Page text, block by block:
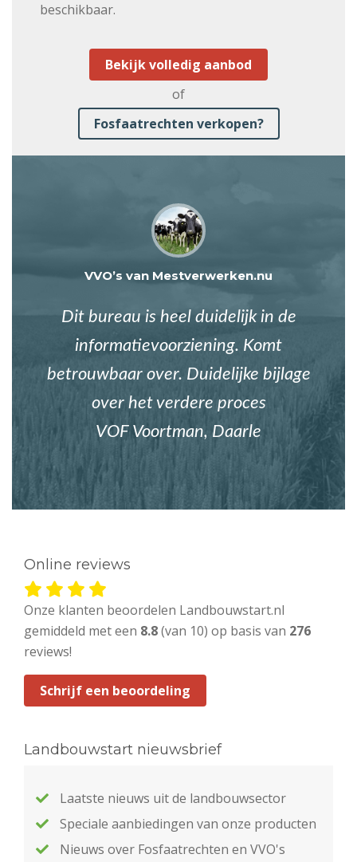
beschikbaar.
Bekijk volledig aanbod
of
Fosfaatrechten verkopen?
VVO’s van Mestverwerken.nu
Dit bureau is heel duidelijk in de
informatievoorziening. Komt
betrouwbaar over. Duidelijke bijlage
over het verdere proces
VOF Voortman, Daarle
Online reviews
Onze klanten beoordelen Landbouwstart.nl
gemiddeld met een 8.8(van 10) op basis van 276
reviews!
Schrijf een beoordeling
Landbouwstart nieuwsbrief
Laatste nieuws uit de landbouwsector
Speciale aanbiedingen van onze producten
Nieuws over Fosfaatrechten en VVO's